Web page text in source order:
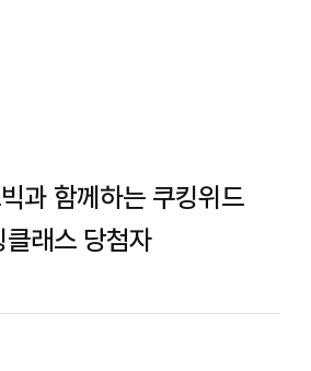
과 함께하는 쿠킹위드
클래스 당첨자